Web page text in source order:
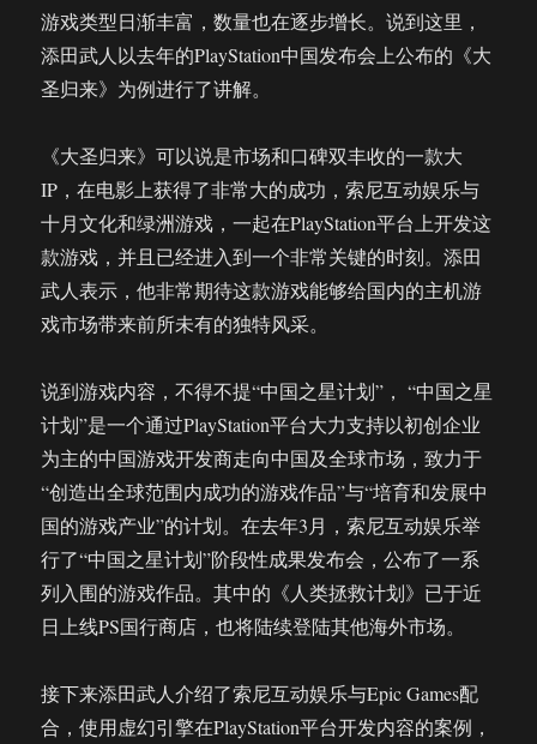
游戏类型日渐丰富，数量也在逐步增长。说到这里，
添田武人以去年的PlayStation中国发布会上公布的《大
圣归来》为例进行了讲解。
《大圣归来》可以说是市场和口碑双丰收的一款大
IP，在电影上获得了非常大的成功，索尼互动娱乐与
十月文化和绿洲游戏，一起在PlayStation平台上开发这
款游戏，并且已经进入到一个非常关键的时刻。添田
武人表示，他非常期待这款游戏能够给国内的主机游
戏市场带来前所未有的独特风采。
说到游戏内容，不得不提“中国之星计划”， “中国之星
计划”是一个通过PlayStation平台大力支持以初创企业
为主的中国游戏开发商走向中国及全球市场，致力于
“创造出全球范围内成功的游戏作品”与“培育和发展中
国的游戏产业”的计划。在去年3月，索尼互动娱乐举
行了“中国之星计划”阶段性成果发布会，公布了一系
列入围的游戏作品。其中的《人类拯救计划》已于近
日上线PS国行商店，也将陆续登陆其他海外市场。
接下来添田武人介绍了索尼互动娱乐与Epic Games配
合，使用虚幻引擎在PlayStation平台开发内容的案例，